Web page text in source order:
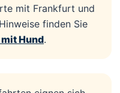
mit Frankfurt und
finden Sie
Hund.